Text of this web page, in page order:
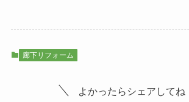
廊下リフォーム
よかったらシェアしてね